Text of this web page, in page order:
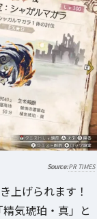
PR TIMES
上げられます！
気琥珀・真」と